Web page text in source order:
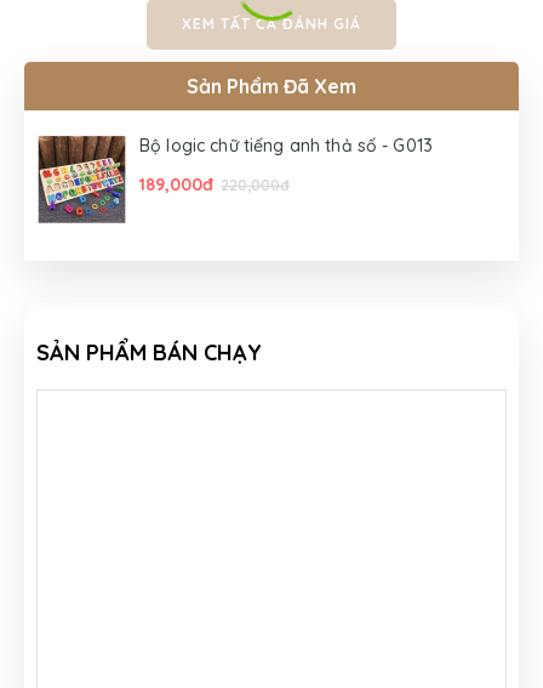
XEM TẤT CẢ ĐÁNH GIÁ
Sản Phẩm Đã Xem
Bộ logic chữ tiếng anh thả số - G013
189,000đ 220,000đ
SẢN PHẨM BÁN CHẠY